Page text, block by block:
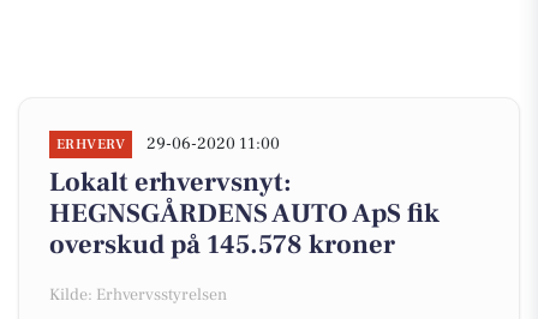
ERHVERV 29-06-2020 11:00
Lokalt erhvervsnyt:
HEGNSGÅRDENS AUTO ApS fik
overskud på 145.578 kroner
Kilde: Erhvervsstyrelsen